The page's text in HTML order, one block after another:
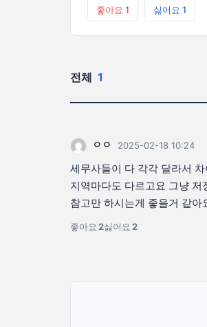
좋아요 1 싫어요 1
전체 1
ㅇㅇ 2025-02-18 10:24
세무사들이 다 각각 달라서
지역마다도 다르고요 그냥
참고만 하시는게 좋을거 같아
좋아요 2싫어요 2